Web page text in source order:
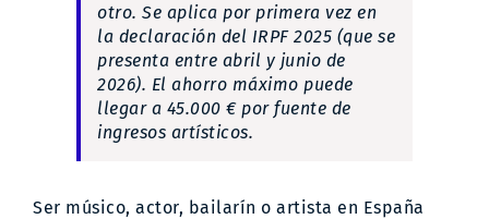
otro. Se aplica por primera vez en
la declaración del IRPF 2025 (que se
presenta entre abril y junio de
2026). El ahorro máximo puede
llegar a 45.000 € por fuente de
ingresos artísticos.
Ser músico, actor, bailarín o artista en España